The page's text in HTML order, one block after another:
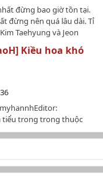
đừng bao giờ tồn tại.
đừng nên quá lâu dài. Tỉ
Taehyung và Jeon
ĐĂNG DUY NHẤT TRÊN
WATTPAD!!!Begin:
11/2022.…
Kiều hoa khó
tiểu trong trong thuộc
công lược bị điều phối tới
tiết tháo là người qua
tính phúc để vượt
sẽ không mãn thiên